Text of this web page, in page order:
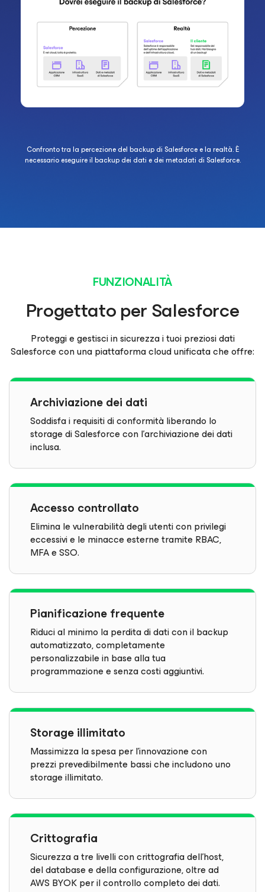
Confronto tra la percezione del backup di Salesforce e la realtà. È
necessario eseguire il backup dei dati e dei metadati di Salesforce.
FUNZIONALITÀ
Progettato per Salesforce
Proteggi e gestisci in sicurezza i tuoi preziosi dati
Salesforce con una piattaforma cloud unificata che offre:
Archiviazione dei dati
Soddisfa i requisiti di conformità liberando lo
storage di Salesforce con l'archiviazione dei dati
inclusa.
Accesso controllato
Elimina le vulnerabilità degli utenti con privilegi
eccessivi e le minacce esterne tramite RBAC,
MFA e SSO.
Pianificazione frequente
Riduci al minimo la perdita di dati con il backup
automatizzato, completamente
personalizzabile in base alla tua
programmazione e senza costi aggiuntivi.
Storage illimitato
Massimizza la spesa per l'innovazione con
prezzi prevedibilmente bassi che includono uno
storage illimitato.
Crittografia
Sicurezza a tre livelli con crittografia dell'host,
del database e della configurazione, oltre ad
AWS BYOK per il controllo completo dei dati.